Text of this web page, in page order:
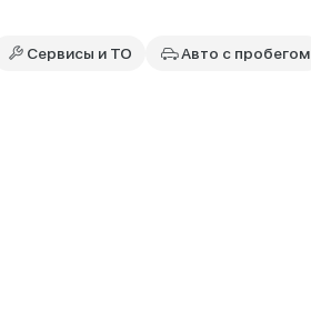
Сервисы и ТО Авто с пробегом